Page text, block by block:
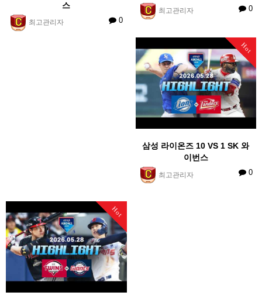
스
최고관리자 0
최고관리자 0
Hot
삼성 라이온즈 10 VS 1 SK 와
이번스
최고관리자 0
Hot